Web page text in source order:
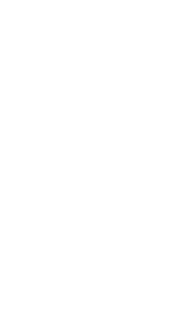
2026. . . streda 5. augusta